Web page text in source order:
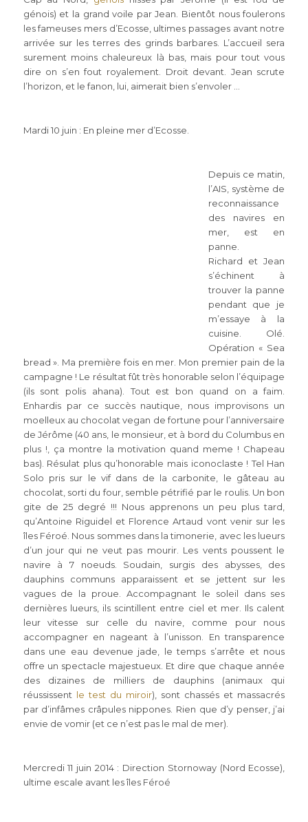
génois) et la grand voile par Jean. Bientôt nous foulerons
les fameuses mers d’Ecosse, ultimes passages avant notre
arrivée sur les terres des grinds barbares. L’accueil sera
surement moins chaleureux là bas, mais pour tout vous
dire on s’en fout royalement. Droit devant. Jean scrute
l’horizon, et le fanon, lui, aimerait bien s’envoler …
Mardi 10 juin : En pleine mer d’Ecosse.
Depuis ce matin,
l’AIS, système de
reconnaissance
des navires en
mer, est en
panne.
Richard et Jean
s’échinent à
trouver la panne
pendant que je
m’essaye à la
cuisine. Olé.
Opération « Sea
bread ». Ma première fois en mer. Mon premier pain de la
campagne ! Le résultat fût très honorable selon l’équipage
(ils sont polis ahana). Tout est bon quand on a faim.
Enhardis par ce succès nautique, nous improvisons un
moelleux au chocolat vegan de fortune pour l’anniversaire
de Jérôme (40 ans, le monsieur, et à bord du Columbus en
plus !, ça montre la motivation quand meme ! Chapeau
bas). Résulat plus qu’honorable mais iconoclaste ! Tel Han
Solo pris sur le vif dans de la carbonite, le gâteau au
chocolat, sorti du four, semble pétrifié par le roulis. Un bon
gite de 25 degré !!! Nous apprenons un peu plus tard,
qu’Antoine Riguidel et Florence Artaud vont venir sur les
îles Féroé. Nous sommes dans la timonerie, avec les lueurs
d’un jour qui ne veut pas mourir. Les vents poussent le
navire à 7 noeuds. Soudain, surgis des abysses, des
dauphins communs apparaissent et se jettent sur les
vagues de la proue. Accompagnant le soleil dans ses
dernières lueurs, ils scintillent entre ciel et mer. Ils calent
leur vitesse sur celle du navire, comme pour nous
accompagner en nageant à l’unisson. En transparence
dans une eau devenue jade, le temps s’arrête et nous
offre un spectacle majestueux. Et dire que chaque année
des dizaines de milliers de dauphins (animaux qui
réussissent le test du miroir), sont chassés et massacrés
par d’infâmes crâpules nippones. Rien que d’y penser, j’ai
envie de vomir (et ce n’est pas le mal de mer).
Mercredi 11 juin 2014 : Direction Stornoway (Nord Ecosse),
ultime escale avant les îles Féroé